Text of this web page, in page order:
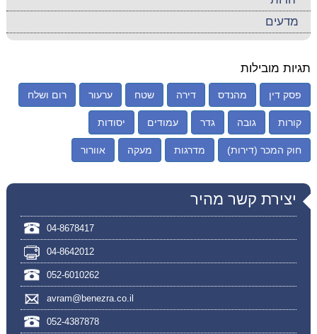
מדעים
תגיות מובילות
פסק דין מהנדס דירה שטח ערעור רום ושלח
קורות גובה גדר עמודים יסודות
חוק המכר (דירות) מדרגות מעקה אוורור
יצירת קשר מהיר
04-8678417
04-8642012
052-6010262
avram@benezra.co.il
052-4387878